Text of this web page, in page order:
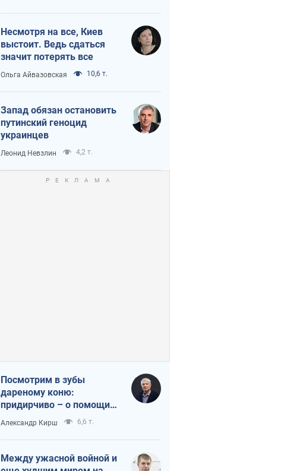
Несмотря на все, Киев
выстоит. Ведь сдаться
значит потерять все
Ольга Айвазовская 10,6 т.
Запад обязан остановить
путинский геноцид
украинцев
Леонид Невзлин 4,2 т.
Посмотрим в зубы
дареному коню:
придирчиво – о помощи
Украине
Александр Кирш 6,6 т.
Между ужасной войной и